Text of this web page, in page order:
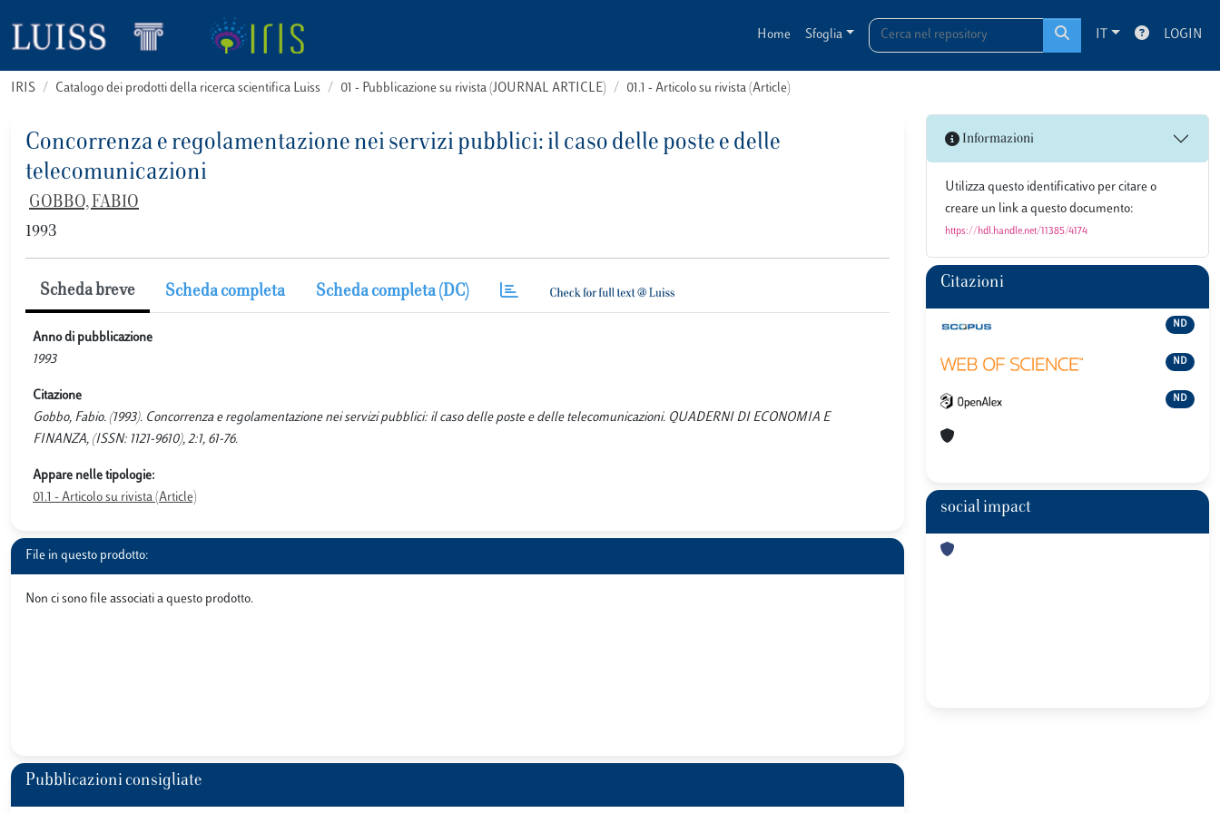
Home Sfoglia IT LOGIN
IRIS Catalogo dei prodotti della ricerca scientifica Luiss 01 - Pubblicazione su rivista (JOURNAL ARTICLE) 01.1 - Articolo su rivista (Article)
Concorrenza e regolamentazione nei servizi pubblici: il caso delle poste e delle
telecomunicazioni
GOBBO, FABIO
1993
Scheda breve Scheda completa Scheda completa (DC)
Anno di pubblicazione
1993
Citazione
Gobbo, Fabio. (1993). Concorrenza e regolamentazione nei servizi pubblici: il caso delle poste e delle telecomunicazioni. QUADERNI DI ECONOMIA E
FINANZA, (ISSN: 1121-9610), 2:1, 61-76.
Appare nelle tipologie:
01.1 - Articolo su rivista (Article)
File in questo prodotto:
Non ci sono file associati a questo prodotto.
Pubblicazioni consigliate
Informazioni
Utilizza questo identificativo per citare o
creare un link a questo documento:
https://hdl.handle.net/11385/4174
Citazioni
ND
ND
ND
social impact